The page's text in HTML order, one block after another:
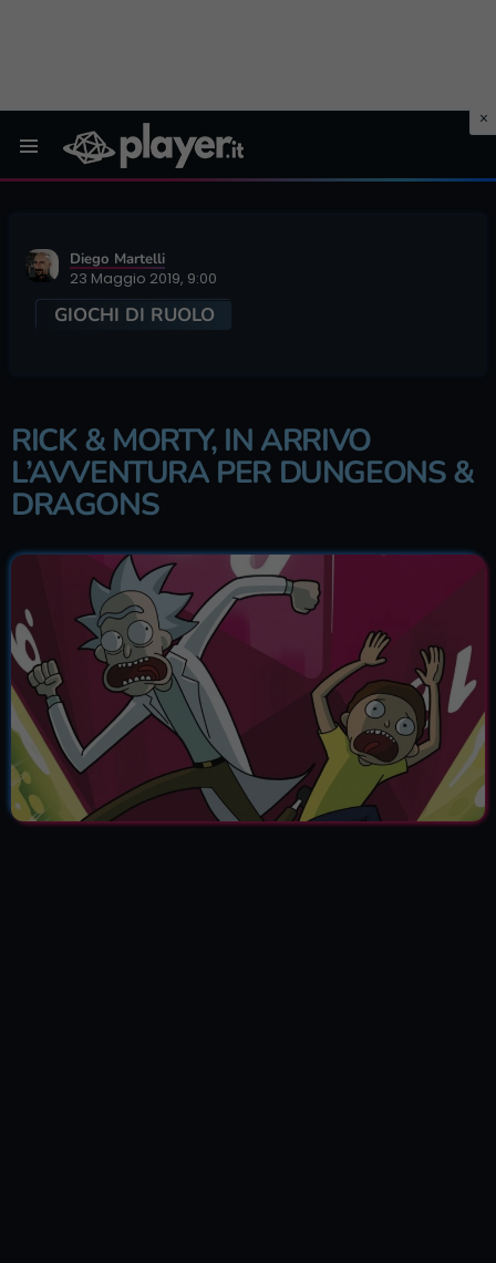
Diego Martelli
23 Maggio 2019, 9:00
GIOCHI DI RUOLO
RICK & MORTY, IN ARRIVO
L’AVVENTURA PER DUNGEONS &
DRAGONS